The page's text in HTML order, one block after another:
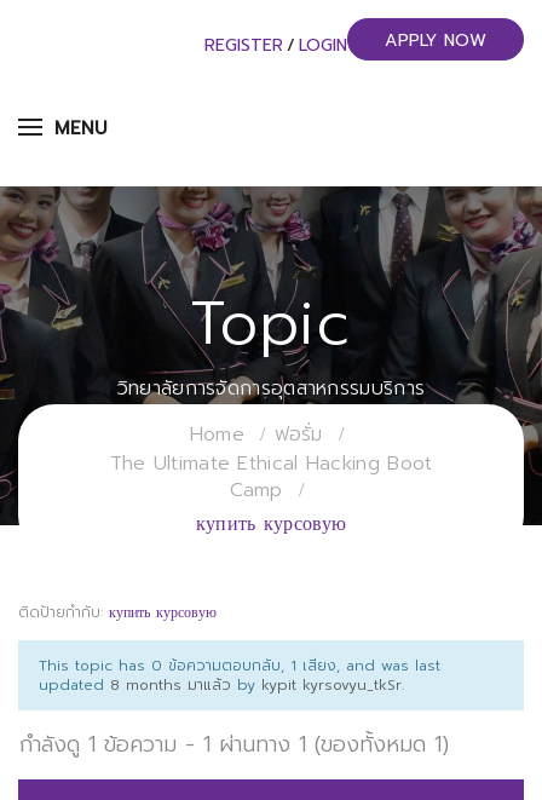
MENU
REGISTER / LOGIN APPLY NOW
Topic
วิทยาลัยการจัดการอุตสาหกรรมบริการ
มหาวิทยาลัยราชภัฏสวนสุนันทา
Home
ฟอรั่ม
The Ultimate Ethical Hacking Boot
Camp
купить курсовую
ติดป้ายกำกับ: купить курсовую
This topic has 0 ข้อความตอบกลับ, 1 เสียง, and was last
updated 8 months มาแล้ว by kypit kyrsovyu_tkSr.
กำลังดู 1 ข้อความ - 1 ผ่านทาง 1 (ของทั้งหมด 1)